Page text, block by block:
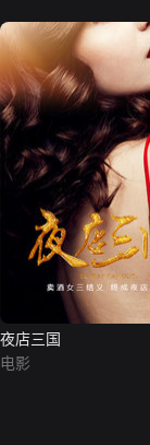
夜店三国
电影